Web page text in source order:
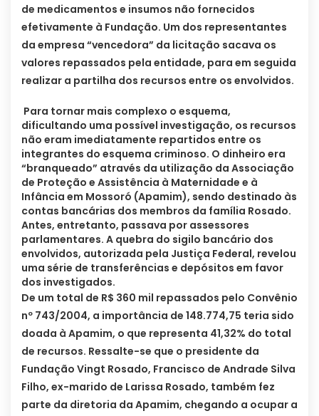
de medicamentos e insumos não fornecidos
efetivamente à Fundação. Um dos representantes
da empresa “vencedora” da licitação sacava os
valores repassados pela entidade, para em seguida
realizar a partilha dos recursos entre os envolvidos.
Para tornar mais complexo o esquema,
dificultando uma possível investigação, os recursos
não eram imediatamente repartidos entre os
integrantes do esquema criminoso. O dinheiro era
“branqueado” através da utilização da Associação
de Proteção e Assistência à Maternidade e à
Infância em Mossoró (Apamim), sendo destinado às
contas bancárias dos membros da família Rosado.
Antes, entretanto, passava por assessores
parlamentares. A quebra do sigilo bancário dos
envolvidos, autorizada pela Justiça Federal, revelou
uma série de transferências e depósitos em favor
dos investigados.
De um total de R$ 360 mil repassados pelo Convênio
nº 743/2004, a importância de 148.774,75 teria sido
doada à Apamim, o que representa 41,32% do total
de recursos. Ressalte-se que o presidente da
Fundação Vingt Rosado, Francisco de Andrade Silva
Filho, ex-marido de Larissa Rosado, também fez
parte da diretoria da Apamim, chegando a ocupar a